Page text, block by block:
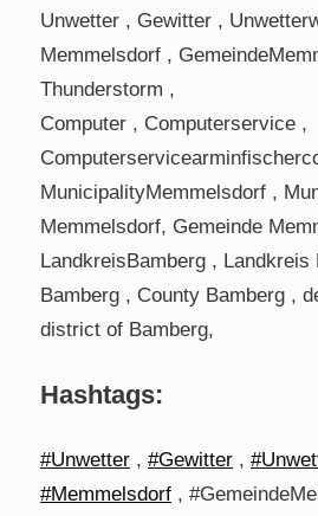
Unwetter , Gewitter ,
Memmelsdorf ,
Thunderstorm ,
Computer , Computerservice ,
MunicipalityMemmelsdorf ,
Memmelsdorf, Gemeinde
LandkreisBamberg , Landkreis
Bamberg , County Bamberg ,
district of Bamberg,
Hashtags:
#Unwetter , #Gewitter ,
#Memmelsdorf ,